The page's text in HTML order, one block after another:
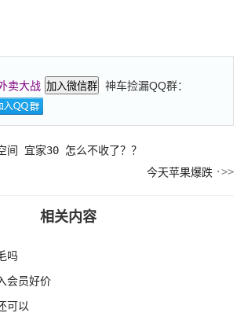
卖大战 加入微信群
神车捡漏QQ群：
间 宜家30 怎么不收了？？
今天苹果爆跌
相关内容
吗
会员好价
可以